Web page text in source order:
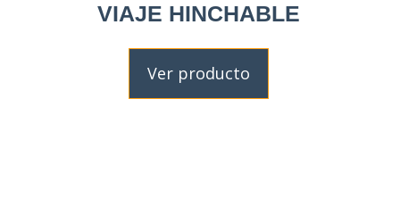
VIAJE HINCHABLE
Ver producto